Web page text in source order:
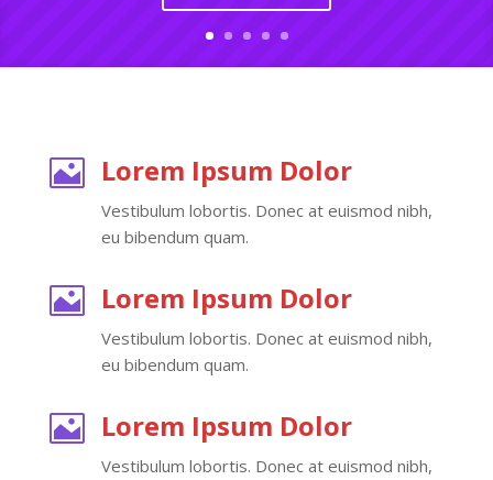
 Lorem Ipsum Dolor
Vestibulum lobortis. Donec at euismod nibh,
eu bibendum quam.
 Lorem Ipsum Dolor
Vestibulum lobortis. Donec at euismod nibh,
eu bibendum quam.
 Lorem Ipsum Dolor
Vestibulum lobortis. Donec at euismod nibh,